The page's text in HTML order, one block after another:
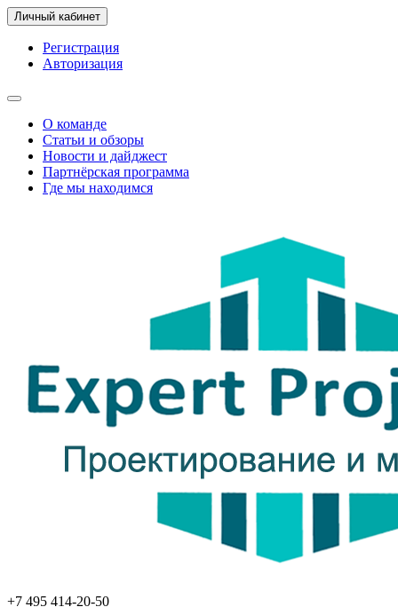
Личный кабинет
Регистрация
Авторизация
О команде
Статьи и обзоры
Новости и дайджест
Партнёрская программа
Где мы находимся
+7 495 414-20-50